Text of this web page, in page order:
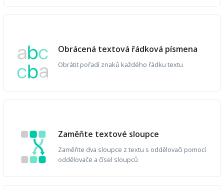
Obrácená textová řádková písmena
Obrátit pořadí znaků každého řádku textu
Zaměňte textové sloupce
Zaměňte dva sloupce z textu s oddělovači pomocí
oddělovače a čísel sloupců